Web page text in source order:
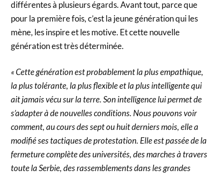
différentes à plusieurs égards. Avant tout, parce que
pour la première fois, c’est la jeune génération qui les
mène, les inspire et les motive. Et cette nouvelle
génération est très déterminée.
« Cette génération est probablement la plus empathique,
la plus tolérante, la plus flexible et la plus intelligente qui
ait jamais vécu sur la terre. Son intelligence lui permet de
s’adapter à de nouvelles conditions. Nous pouvons voir
comment, au cours des sept ou huit derniers mois, elle a
modifié ses tactiques de protestation. Elle est passée de la
fermeture complète des universités, des marches à travers
toute la Serbie, des rassemblements dans les grandes